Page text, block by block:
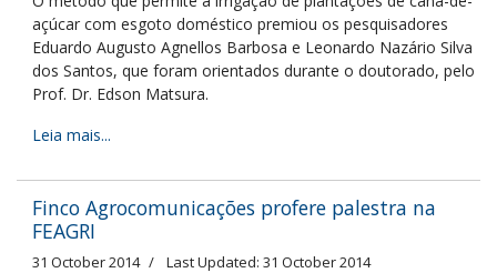
açúcar com esgoto doméstico premiou os pesquisadores
Eduardo Augusto Agnellos Barbosa e Leonardo Nazário Silva
dos Santos, que foram orientados durante o doutorado, pelo
Prof. Dr. Edson Matsura.
Leia mais...
Finco Agrocomunicações profere palestra na
FEAGRI
31 October 2014 Last Updated: 31 October 2014